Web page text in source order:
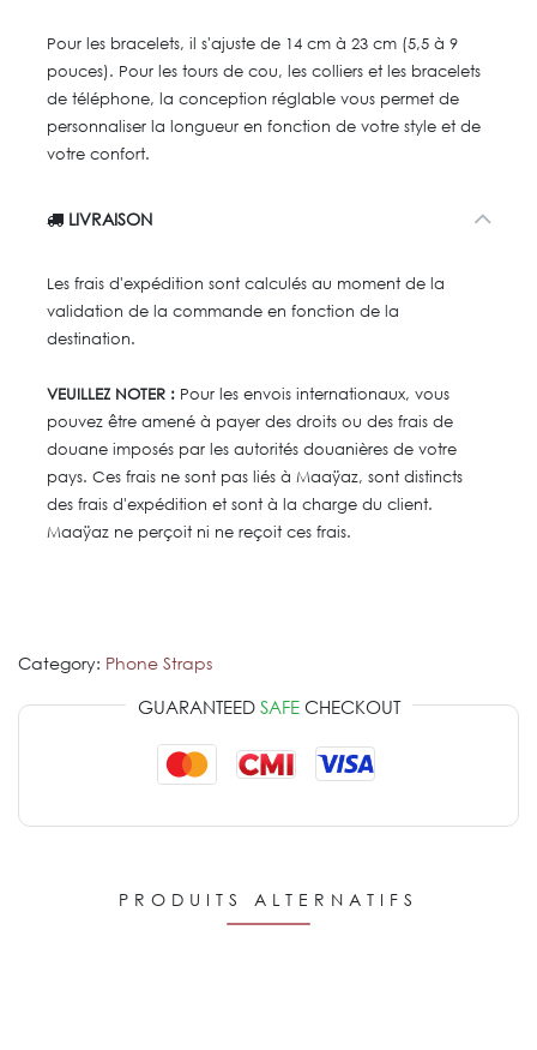
Pour les bracelets, il s'ajuste de 14 cm à 23 cm (5,5 à 9
pouces). Pour les tours de cou, les colliers et les bracelets
de téléphone, la conception réglable vous permet de
personnaliser la longueur en fonction de votre style et de
votre confort.
LIVRAISON
Les frais d'expédition sont calculés au moment de la
validation de la commande en fonction de la
destination.
VEUILLEZ NOTER : Pour les envois internationaux, vous
pouvez être amené à payer des droits ou des frais de
douane imposés par les autorités douanières de votre
pays. Ces frais ne sont pas liés à Maaÿaz, sont distincts
des frais d'expédition et sont à la charge du client.
Maaÿaz ne perçoit ni ne reçoit ces frais.​
Category: Phone Straps
GUARANTEED SAFECHECKOUT
PRODUITS ALTERNATIFS